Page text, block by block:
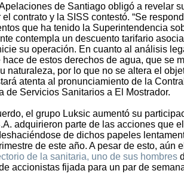
de Santiago obligó a revelar
contrato y la SISS contestó. “Se
que ha tenido la Superintendencia
contempla un descuento tarifario
su operación. En cuanto al análisis
de estos derechos de agua, que se
naturaleza, por lo que no se altera el
atenta al pronunciamiento de la
de Servicios Sanitarios a El Mostrador.
el grupo Luksic aumentó su
adquirieron parte de las acciones que
de dichos papeles
de este año. A pesar de esto, aún
de la sanitaria, uno de sus hombres
accionistas fijada para un par de